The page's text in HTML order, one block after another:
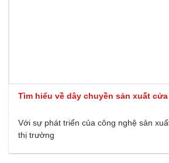
Tìm hiểu về dây chuyền sản xuất
Với sự phát triển của công nghệ sản
thị trường